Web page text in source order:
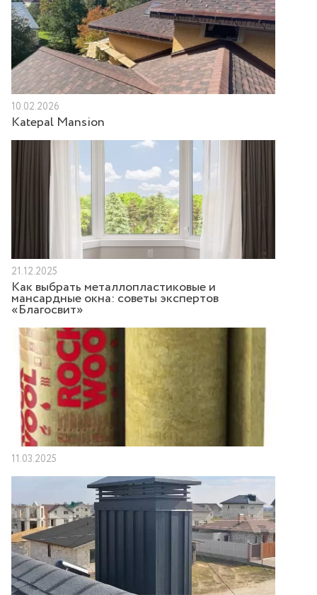
10.02.2026
Katepal Mansion
21.12.2025
Как выбрать металлопластиковые и
мансардные окна: советы экспертов
«Благосвит»
11.03.2025